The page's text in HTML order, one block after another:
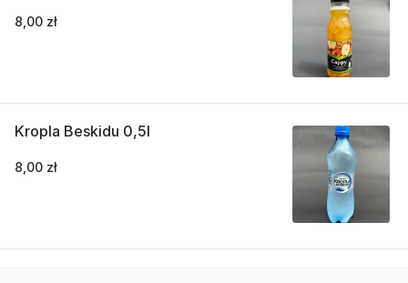
8,00 zł
Kropla Beskidu 0,5l
8,00 zł